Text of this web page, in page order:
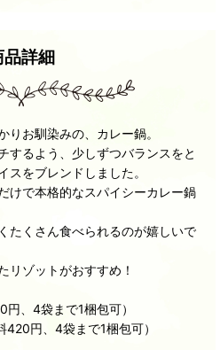
品詳細
お馴染みの、カレー鍋。
するよう、少しずつバランスをと
スをブレンドしました。
けで本格的なスパイシーカレー鍋
たくさん食べられるのが嬉しいで
リゾットがおすすめ！
、4袋まで1梱包可）
円、4袋まで1梱包可）